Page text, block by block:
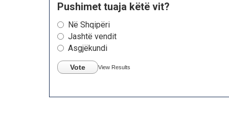
Pushimet tuaja këtë vit?
Në Shqipëri
Jashtë vendit
Asgjëkundi
Vote View Results